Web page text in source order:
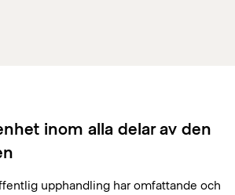
inom alla delar av den
upphandling har omfattande och